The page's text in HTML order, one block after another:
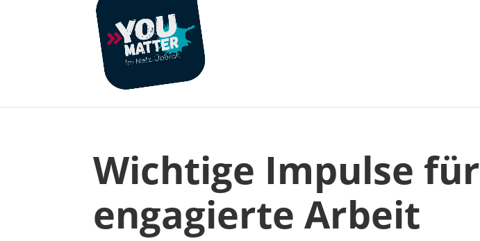
Wichtige Impulse für
engagierte Arbeit